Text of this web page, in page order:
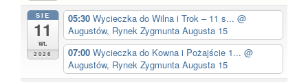
SIE
11
wt.
2026
05:30 Wycieczka do Wilna i Trok – 11 s... @
Augustów, Rynek Zygmunta Augusta 15
07:00 Wycieczka do Kowna i Pożajście 1... @
Augustów, Rynek Zygmunta Augusta 15